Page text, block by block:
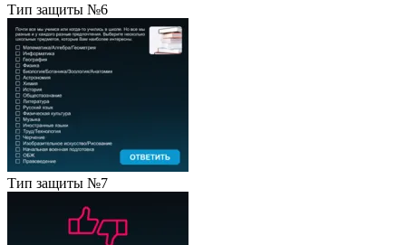
Тип защиты №6
Тип защиты №7